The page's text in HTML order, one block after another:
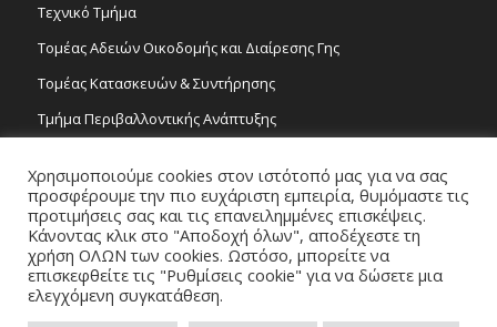
Τεχνικό Τμήμα
Τομέας Αδειών Οικοδομής και Διαίρεσης Γης
Τομέας Κατασκευών & Συντήρησης
Τμήμα Περιβαλλοντικής Ανάπτυξης
Τομέας Γραμμάτων και Τεχνών
Τροχονομία
Χρησιμοποιούμε cookies στον ιστότοπό μας για να σας
προσφέρουμε την πιο ευχάριστη εμπειρία, θυμόμαστε τις
προτιμήσεις σας και τις επανειλημμένες επισκέψεις.
Κάνοντας κλικ στο "Αποδοχή όλων", αποδέχεστε τη
χρήση ΟΛΩΝ των cookies. Ωστόσο, μπορείτε να
επισκεφθείτε τις "Ρυθμίσεις cookie" για να δώσετε μια
ελεγχόμενη συγκατάθεση.